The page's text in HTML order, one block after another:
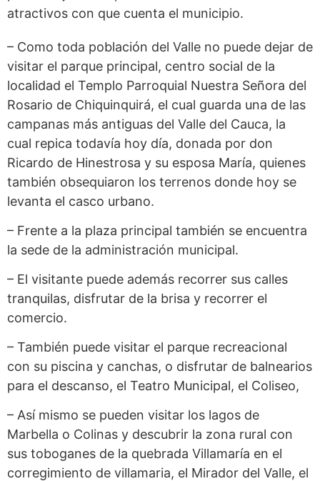
atractivos con que cuenta el municipio.
– Como toda población del Valle no puede dejar de
visitar el parque principal, centro social de la
localidad el Templo Parroquial Nuestra Señora del
Rosario de Chiquinquirá, el cual guarda una de las
campanas más antiguas del Valle del Cauca, la
cual repica todavía hoy día, donada por don
Ricardo de Hinestrosa y su esposa María, quienes
también obsequiaron los terrenos donde hoy se
levanta el casco urbano.
– Frente a la plaza principal también se encuentra
la sede de la administración municipal.
– El visitante puede además recorrer sus calles
tranquilas, disfrutar de la brisa y recorrer el
comercio.
– También puede visitar el parque recreacional
con su piscina y canchas, o disfrutar de balnearios
para el descanso, el Teatro Municipal, el Coliseo,
– Así mismo se pueden visitar los lagos de
Marbella o Colinas y descubrir la zona rural con
sus toboganes de la quebrada Villamaría en el
corregimiento de villamaria, el Mirador del Valle, el